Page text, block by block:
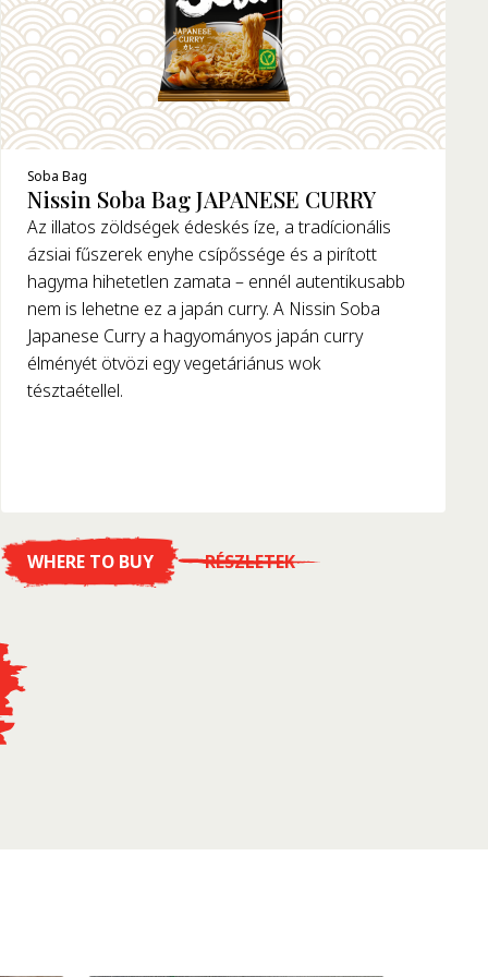
Soba Bag
Nissin Soba Bag JAPANESE CURRY
Az illatos zöldségek édeskés íze, a tradícionális
ázsiai fűszerek enyhe csípőssége és a pirított
hagyma hihetetlen zamata – ennél autentikusabb
nem is lehetne ez a japán curry. A Nissin Soba
Japanese Curry a hagyományos japán curry
élményét ötvözi egy vegetáriánus wok
tésztaétellel.
WHERE TO BUY RÉSZLETEK